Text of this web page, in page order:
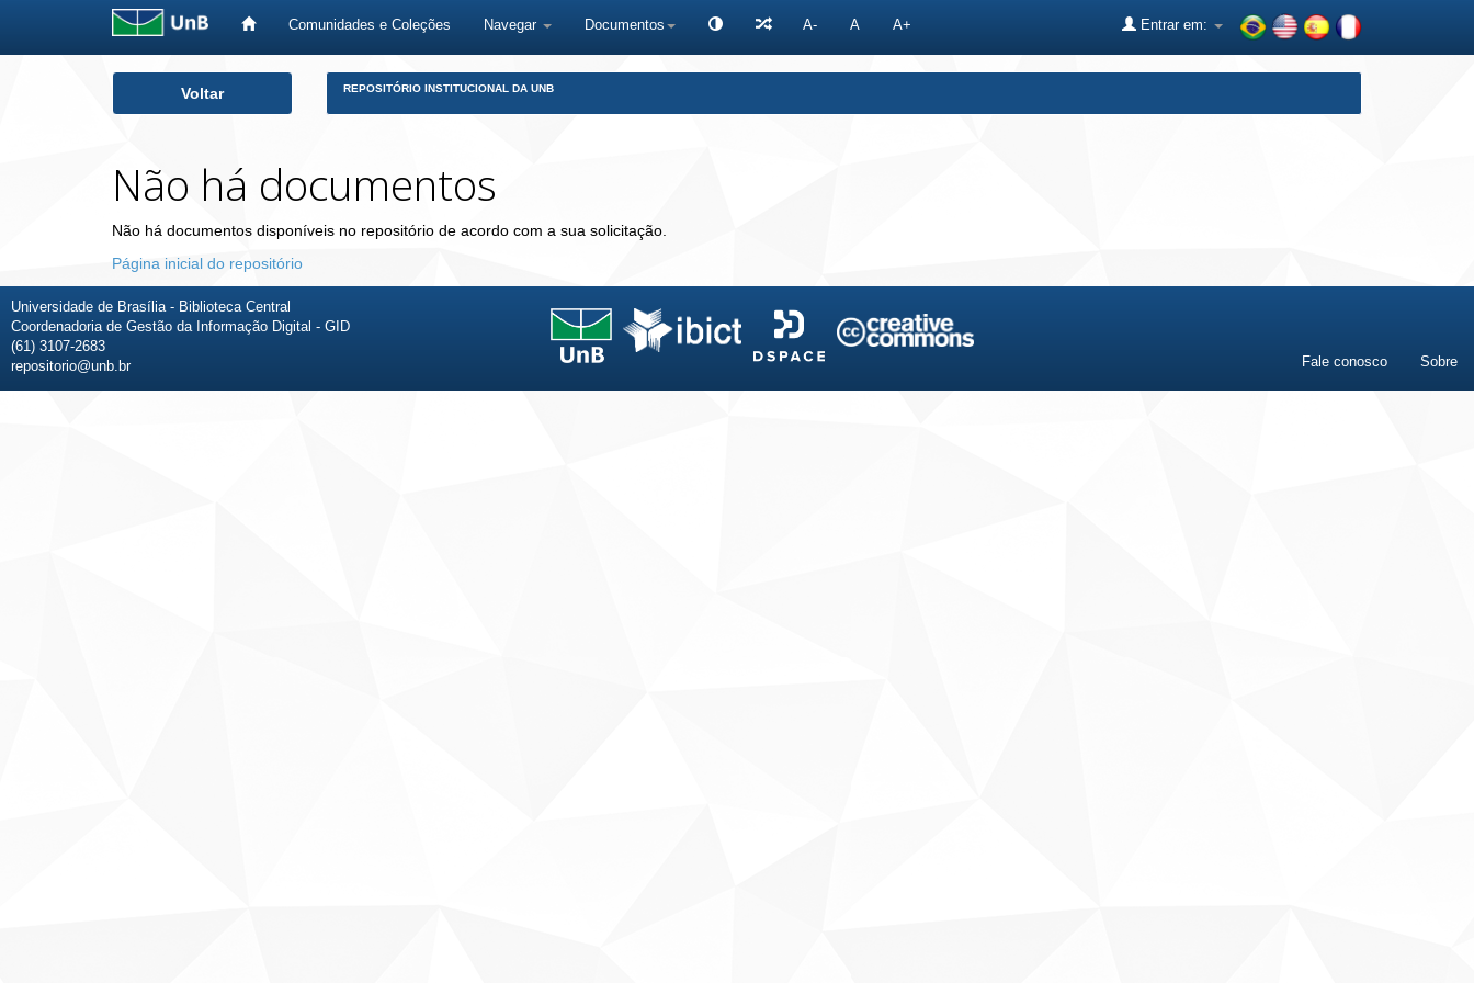
Comunidades e Coleções Navegar Documentos A- A A+ Entrar em:
Voltar REPOSITÓRIO INSTITUCIONAL DA UNB
Não há documentos
Não há documentos disponíveis no repositório de acordo com a sua solicitação.
Página inicial do repositório
Universidade de Brasília - Biblioteca Central
Coordenadoria de Gestão da Informação Digital - GID
(61) 3107-2683
repositorio@unb.br
Fale conosco Sobre